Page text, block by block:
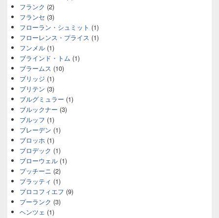
フランク (2)
フランセ (3)
フローラン・シュミット (1)
フローレンス・プライス (1)
フンメル (1)
ブラインド・トム (1)
ブラームス (10)
ブリッジ (1)
ブリテン (3)
ブルグミュラー (1)
ブルックナー (3)
ブルッフ (1)
ブレーデン (1)
ブロッホ (1)
ブロデック (1)
ブローウェル (1)
プッチーニ (2)
プラッティ (1)
プロコフィエフ (9)
プーランク (3)
ヘンツェ (1)